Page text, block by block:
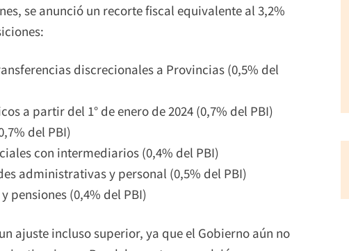
se anunció un recorte fiscal equivalente al 3,2%
discrecionales a Provincias (0,5% del
a partir del 1° de enero de 2024 (0,7% del PBI)
del PBI)
con intermediarios (0,4% del PBI)
administrativas y personal (0,5% del PBI)
pensiones (0,4% del PBI)
ajuste incluso superior, ya que el Gobierno aún no